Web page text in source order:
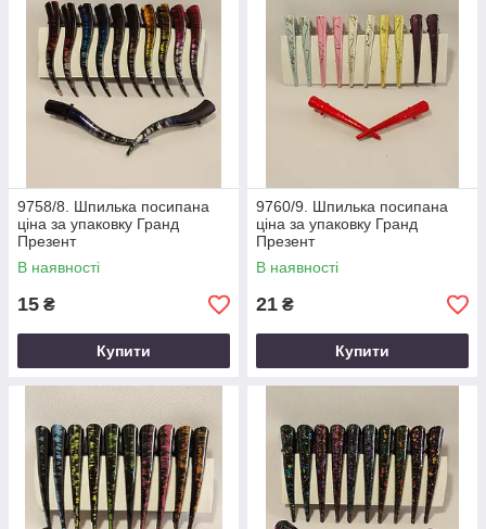
9758/8. Шпилька посипана
ціна за упаковку Гранд
Презент
В наявності
15 ₴
Купити
9760/9. Шпилька посипана
ціна за упаковку Гранд
Презент
В наявності
21 ₴
Купити